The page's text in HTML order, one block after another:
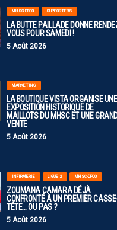
MHSC-DFCO SUPPORTERS
LA BUTTE PAILLADE DONNE
VOUS POUR SAMEDI !
5 Août 2026
MARKETING
LA BOUTIQUE VISTA ORGANISE UNE
EXPOSITION HISTORIQUE DE
MAILLOTS DU MHSC ET UNE
VENTE
5 Août 2026
INFIRMERIE LIGUE 2 MHSC-DFCO
ZOUMANA CAMARA DÉJÀ
CONFRONTÉ À UN PREMIER
TÊTE… OU PAS ?
5 Août 2026
avec :
commentaire
ne nous ont pas
verra a l’œuvre sur la